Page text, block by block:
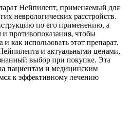
Нейпилепт, применяемый для
неврологических расстройств.
по его применению, а
и противопоказания, чтобы
как использовать этот препарат.
и актуальными ценами,
выбор при покупке. Эта
пациентам и медицинским
к эффективному лечению